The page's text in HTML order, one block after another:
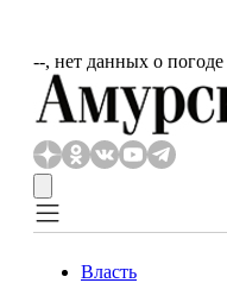
‐‐, нет данных о погоде
Власть